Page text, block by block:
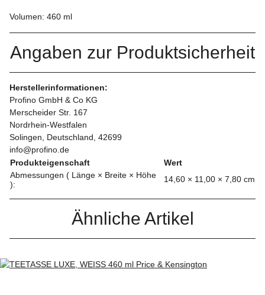
Volumen: 460 ml
Angaben zur Produktsicherheit
Herstellerinformationen:
Profino GmbH & Co KG
Merscheider Str. 167
Nordrhein-Westfalen
Solingen, Deutschland, 42699
info@profino.de
Produkteigenschaft
Wert
Abmessungen ( Länge × Breite × Höhe
):
14,60 × 11,00 × 7,80 cm
Ähnliche Artikel